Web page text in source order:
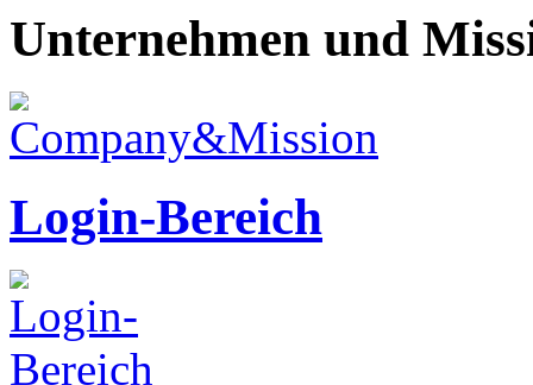
Unternehmen und
Login-Bereich